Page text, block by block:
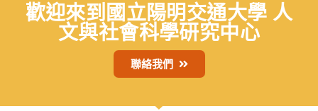
歡迎來到國立陽明交通大學 人
文與社會科學研究中心
聯絡我們